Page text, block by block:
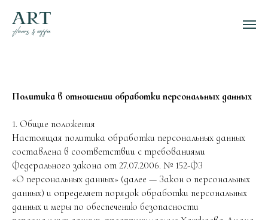
Политика в отношении обработки персональных данных
1. Общие положения
Настоящая политика обработки персональных данных
составлена в соответствии с требованиями
Федерального закона от 27.07.2006. № 152-ФЗ
«О персональных данных» (далее — Закон о персональных
данных) и определяет порядок обработки персональных
данных и меры по обеспечению безопасности